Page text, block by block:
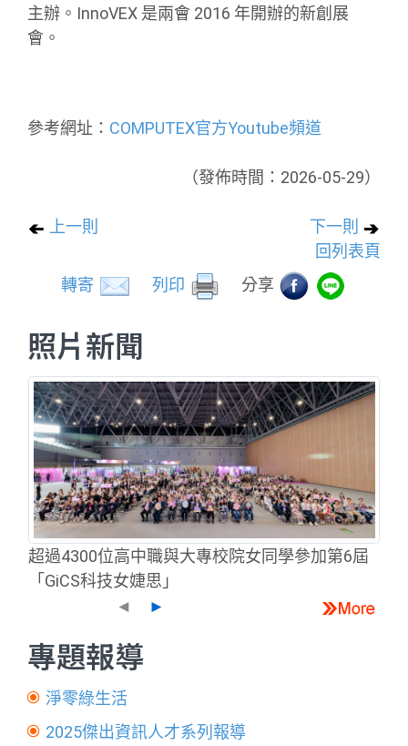
主辦。InnoVEX 是兩會 2016 年開辦的新創展
會。
參考網址： COMPUTEX官方Youtube頻道
（發佈時間：2026-05-29）
上一則
下一則
回列表頁
轉寄
列印 分享
照片新聞
超過4300位高中職與大專校院女同學參加第6屆
「GiCS科技女婕思」
◄
►
專題報導
淨零綠生活
2025傑出資訊人才系列報導